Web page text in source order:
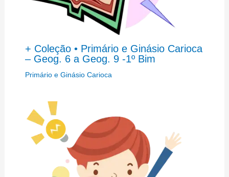
+ Coleção • Primário e Ginásio Carioca
– Geog. 6 a Geog. 9 -1º Bim
Primário e Ginásio Carioca